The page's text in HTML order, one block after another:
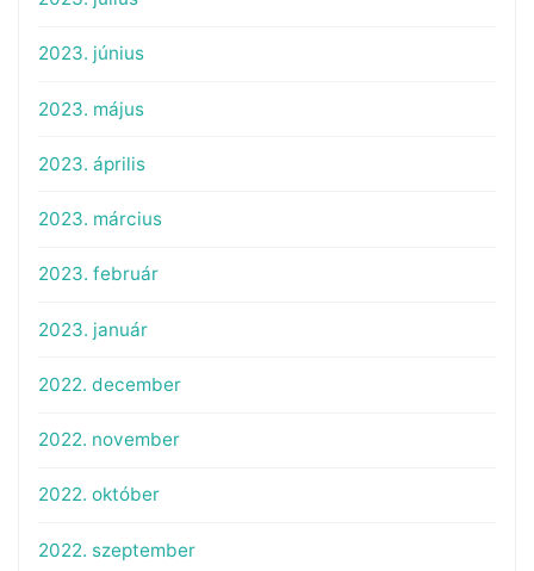
2023. június
2023. május
2023. április
2023. március
2023. február
2023. január
2022. december
2022. november
2022. október
2022. szeptember